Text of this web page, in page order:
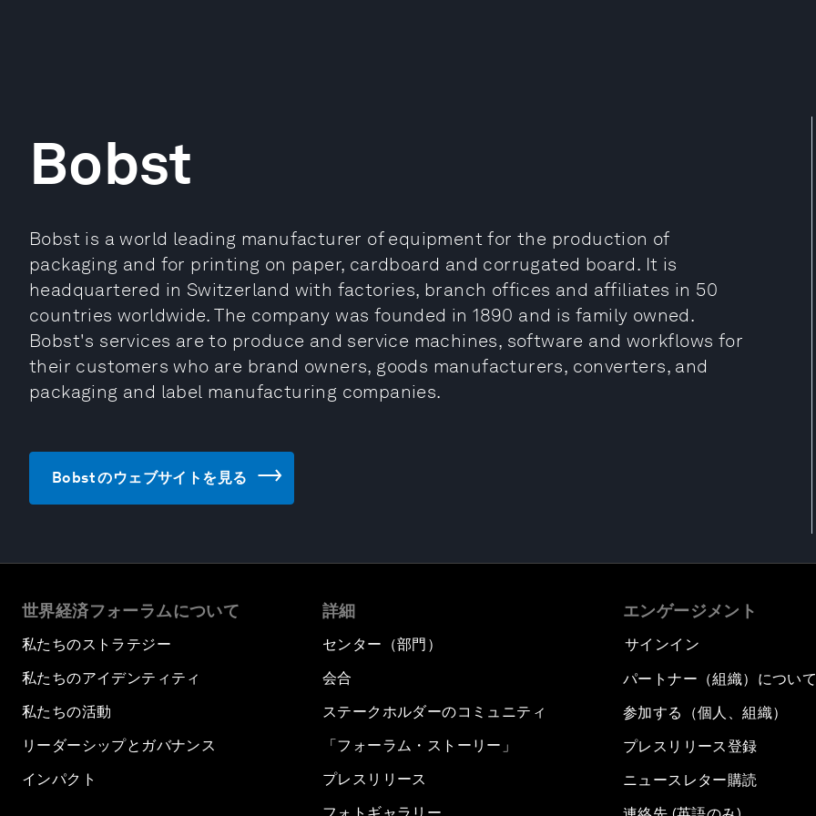
Bobst
Bobst is a world leading manufacturer of equipment for the production of
packaging and for printing on paper, cardboard and corrugated board. It is
headquartered in Switzerland with factories, branch offices and affiliates in 50
countries worldwide. The company was founded in 1890 and is family owned.
Bobst's services are to produce and service machines, software and workflows for
their customers who are brand owners, goods manufacturers, converters, and
packaging and label manufacturing companies.
Bobst のウェブサイトを見る
世界経済フォーラムについて
私たちのストラテジー
私たちのアイデンティティ
私たちの活動
リーダーシップとガバナンス
インパクト
詳細
センター（部門）
会合
ステークホルダーのコミュニティ
「フォーラム・ストーリー」
プレスリリース
エンゲージメント
サインイン
パートナー（組織）について
参加する（個人、組織）
プレスリリース登録
ニュースレター購読